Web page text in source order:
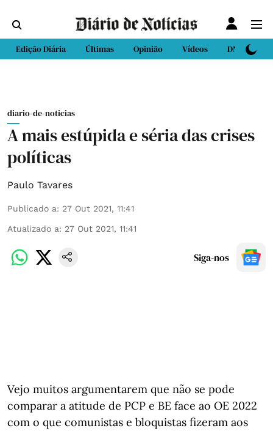
Edição Diária Últimas Opinião Vídeos DN Sport
diario-de-noticias
A mais estúpida e séria das crises
políticas
Paulo Tavares
Publicado a: 27 Out 2021, 11:41
Atualizado a: 27 Out 2021, 11:41
Siga-nos
Vejo muitos argumentarem que não se pode
comparar a atitude de PCP e BE face ao OE 2022
com o que comunistas e bloquistas fizeram aos